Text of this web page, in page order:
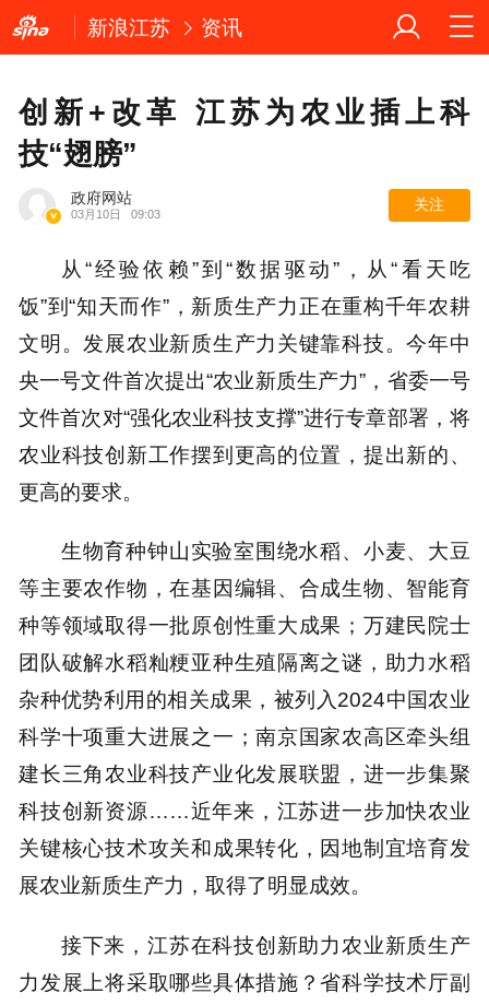
新浪江苏 资讯
创新+改革 江苏为农业插上科
技“翅膀”
政府网站
03月10日 09:03
关注
从“经验依赖”到“数据驱动”，从“看天吃
饭”到“知天而作”，新质生产力正在重构千年农耕
文明。发展农业新质生产力关键靠科技。今年中
央一号文件首次提出“农业新质生产力”，省委一号
文件首次对“强化农业科技支撑”进行专章部署，将
农业科技创新工作摆到更高的位置，提出新的、
更高的要求。
生物育种钟山实验室围绕水稻、小麦、大豆
等主要农作物，在基因编辑、合成生物、智能育
种等领域取得一批原创性重大成果；万建民院士
团队破解水稻籼粳亚种生殖隔离之谜，助力水稻
杂种优势利用的相关成果，被列入2024中国农业
科学十项重大进展之一；南京国家农高区牵头组
建长三角农业科技产业化发展联盟，进一步集聚
科技创新资源……近年来，江苏进一步加快农业
关键核心技术攻关和成果转化，因地制宜培育发
展农业新质生产力，取得了明显成效。
接下来，江苏在科技创新助力农业新质生产
力发展上将采取哪些具体措施？省科学技术厅副